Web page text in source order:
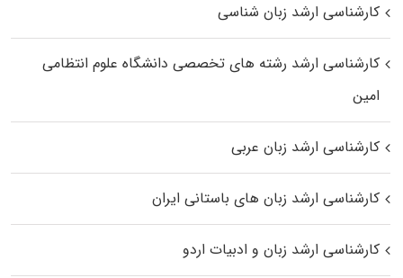
کارشناسی ارشد زبان شناسی
کارشناسی ارشد رﺷﺘﻪ ﻫﺎی تخصصی داﻧﺸﮕﺎه ﻋﻠﻮم انتظامی
اﻣﻴﻦ
کارشناسی ارشد زبان عربی
کارشناسی ارشد زبان‌ های باستانی ایران
کارشناسی ارشد زبان و ادبیات اردو